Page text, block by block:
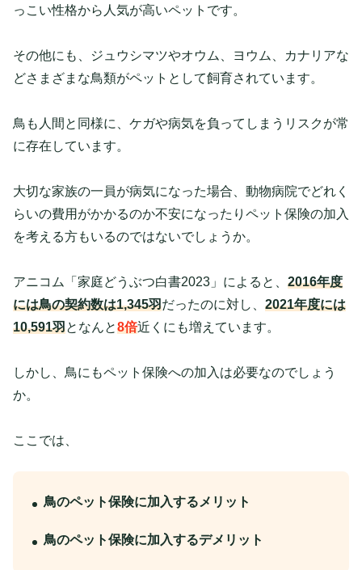
っこい性格から人気が高いペットです。
その他にも、ジュウシマツやオウム、ヨウム、カナリアな
どさまざまな鳥類がペットとして飼育されています。
鳥も人間と同様に、ケガや病気を負ってしまうリスクが常
に存在しています。
大切な家族の一員が病気になった場合、動物病院でどれく
らいの費用がかかるのか不安になったりペット保険の加入
を考える方もいるのではないでしょうか。
アニコム「家庭どうぶつ白書2023」によると、 2016年度
には鳥の契約数は1,345羽だったのに対し、 2021年度には
10,591羽となんと8倍近くにも増えています。
しかし、鳥にもペット保険への加入は必要なのでしょう
か。
ここでは、
鳥のペット保険に加入するメリット
鳥のペット保険に加入するデメリット